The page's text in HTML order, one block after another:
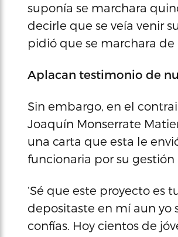
suponía se marchara
decirle que se veía venir
pidió que se marchara
Aplacan testimonio de
Sin embargo, en el
Joaquín Monserrate
una carta que esta le
funcionaria por su
‘Sé que este proyecto
depositaste en mí aun yo
confías. Hoy cientos de